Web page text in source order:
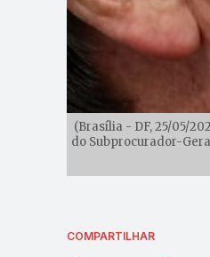
(Brasília - DF, 25/05/
do Subprocurador-
COMPARTILHAR